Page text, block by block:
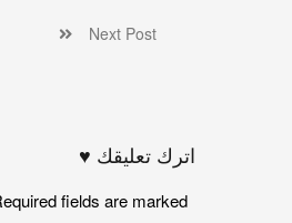
Next Post
اترك تعليقك ♥
fields are marked